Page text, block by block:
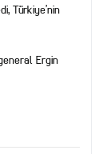
Türkiye’nin
Ergin